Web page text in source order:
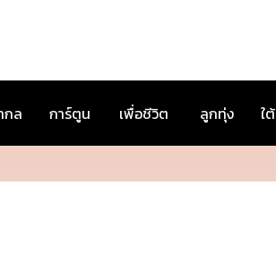
กล การ์ตูน เพื่อชีวิต ลูกทุ่ง ใต้